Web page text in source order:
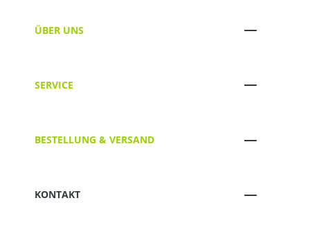
ÜBER UNS
SERVICE
BESTELLUNG & VERSAND
KONTAKT